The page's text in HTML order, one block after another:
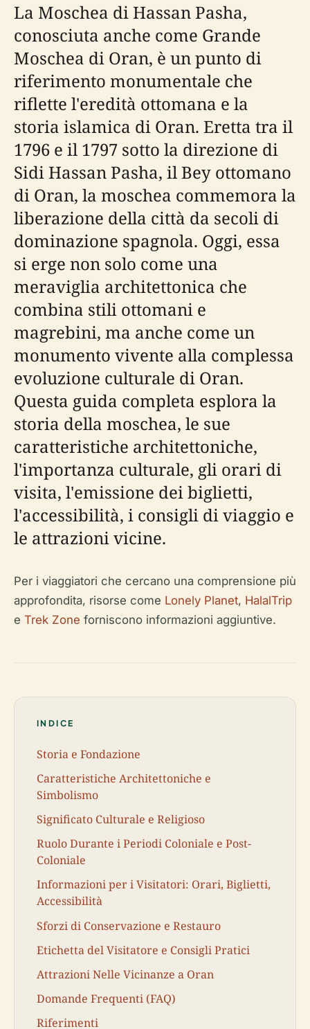
La Moschea di Hassan Pasha,
conosciuta anche come Grande
Moschea di Oran, è un punto di
riferimento monumentale che
riflette l'eredità ottomana e la
storia islamica di Oran. Eretta tra il
1796 e il 1797 sotto la direzione di
Sidi Hassan Pasha, il Bey ottomano
di Oran, la moschea commemora la
liberazione della città da secoli di
dominazione spagnola. Oggi, essa
si erge non solo come una
meraviglia architettonica che
combina stili ottomani e
magrebini, ma anche come un
monumento vivente alla complessa
evoluzione culturale di Oran.
Questa guida completa esplora la
storia della moschea, le sue
caratteristiche architettoniche,
l'importanza culturale, gli orari di
visita, l'emissione dei biglietti,
l'accessibilità, i consigli di viaggio e
le attrazioni vicine.
Per i viaggiatori che cercano una comprensione più
approfondita, risorse come Lonely Planet, HalalTrip
e Trek Zone forniscono informazioni aggiuntive.
INDICE
Storia e Fondazione
Caratteristiche Architettoniche e
Simbolismo
Significato Culturale e Religioso
Ruolo Durante i Periodi Coloniale e Post-
Coloniale
Informazioni per i Visitatori: Orari, Biglietti,
Accessibilità
Sforzi di Conservazione e Restauro
Etichetta del Visitatore e Consigli Pratici
Attrazioni Nelle Vicinanze a Oran
Domande Frequenti (FAQ)
Riferimenti